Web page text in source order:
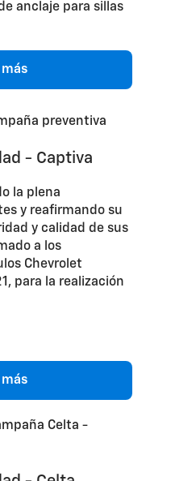
anclaje para sillas
más
- Captiva
la plena
y reafirmando su
y calidad de sus
a los
Chevrolet
para la realización
más